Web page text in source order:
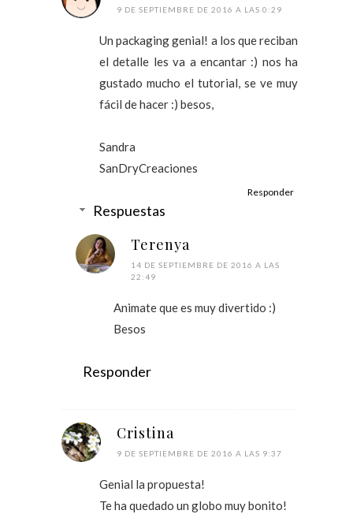
9 DE SEPTIEMBRE DE 2016 A LAS 0:29
Un packaging genial! a los que reciban
el detalle les va a encantar :) nos ha
gustado mucho el tutorial, se ve muy
fácil de hacer :) besos,
Sandra
SanDryCreaciones
Responder
Respuestas
Terenya
14 DE SEPTIEMBRE DE 2016 A LAS
22:49
Animate que es muy divertido :)
Besos
Responder
Cristina
9 DE SEPTIEMBRE DE 2016 A LAS 9:37
Genial la propuesta!
Te ha quedado un globo muy bonito!